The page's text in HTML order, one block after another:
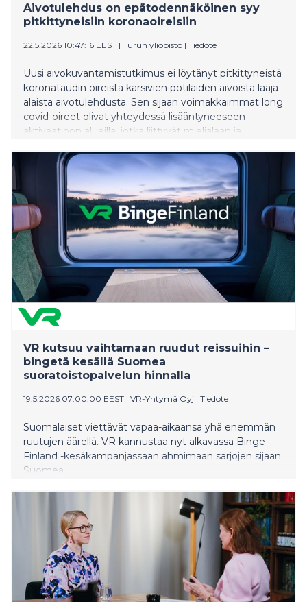
Aivotulehdus on epätodennäköinen syy
pitkittyneisiin koronaoireisiin
22.5.2026 10:47:16 EEST | Turun yliopisto | Tiedote
Uusi aivokuvantamistutkimus ei löytänyt pitkittyneistä
koronataudin oireista kärsivien potilaiden aivoista laaja-
alaista aivotulehdusta. Sen sijaan voimakkaimmat long
covid-oireet olivat yhteydessä lisääntyneeseen
aktivaatioon alueilla, jotka liittyvät mielialaan ja
VR kutsuu vaihtamaan ruudut reissuihin –
bingetä kesällä Suomea
suoratoistopalvelun hinnalla
19.5.2026 07:00:00 EEST | VR-Yhtymä Oyj | Tiedote
Suomalaiset viettävät vapaa-aikaansa yhä enemmän
ruutujen äärellä. VR kannustaa nyt alkavassa Binge
Finland -kesäkampanjassaan ahmimaan sarjojen sijaan
Suomea.